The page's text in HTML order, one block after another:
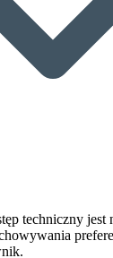
techniczny jest